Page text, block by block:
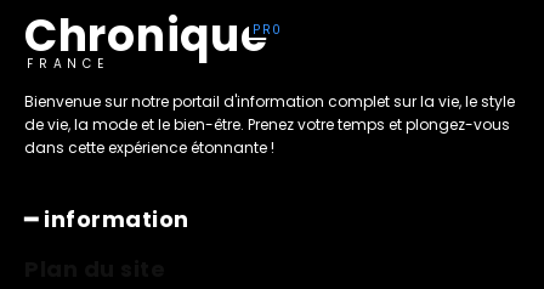
Chronique
FRANCE
Bienvenue sur notre portail d'information complet sur la vie, le style
de vie, la mode et le bien-être. Prenez votre temps et plongez-vous
dans cette expérience étonnante !
━ information